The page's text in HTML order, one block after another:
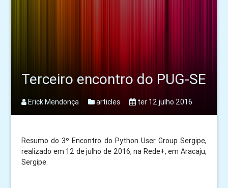
Terceiro encontro do PUG-SE
Erick Mendonça articles ter 12 julho 2016
Resumo do 3º Encontro do Python User Group Sergipe,
realizado em 12 de julho de 2016, na Rede+, em Aracaju,
Sergipe.